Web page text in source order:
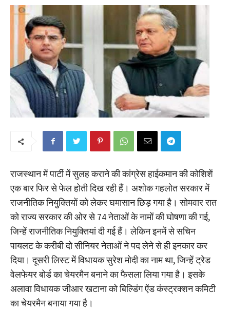
राजस्थान में पार्टी में सुलह कराने की कांग्रेस हाईकमान की कोशिशें
एक बार फिर से फेल होती दिख रही हैं। अशोक गहलोत सरकार में
राजनीतिक नियुक्तियों को लेकर घमासान छिड़ गया है। सोमवार रात
को राज्य सरकार की ओर से 74 नेताओं के नामों की घोषणा की गई,
जिन्हें राजनीतिक नियुक्तियां दी गई हैं। लेकिन इनमें से सचिन
पायलट के करीबी दो सीनियर नेताओं ने पद लेने से ही इनकार कर
दिया। दूसरी लिस्ट में विधायक सुरेश मोदी का नाम था, जिन्हें ट्रेड
वेलफेयर बोर्ड का चेयरमैन बनाने का फैसला लिया गया है। इसके
अलावा विधायक जीआर खटाना को बिल्डिंग ऐंड कंस्ट्रक्शन कमिटी
का चेयरमैन बनाया गया है।